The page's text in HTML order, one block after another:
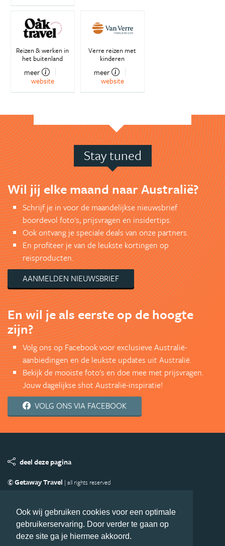
Ook wij gebruiken cookies voor een optimale
gebruikerservaring. Door verder te gaan op
deze site ga je hiermee akkoord.
Reizen & werken in
het buitenland
meer
website
Verre reizen met
kinderen
meer
website
Stay tuned
Wil jij elke maand naar Australië?
Schrijf je in voor de maandelijkse nieuwsbrief
boordevol foto's, prijsvragen en insidertips.
Ook ontvang je speciale deals van onze partners.
En profiteer je van de leukste kortingen op
reisproducten.
AANMELDEN NIEUWSBRIEF
En wil je als eerste op de hoogte
zijn?
Volg ons op Facebook voor exclusieve Australië-
aanbiedingen en de leukste updates uit Australië.
Bekijk de mooiste foto's en doe mee met prijsvragen.
Jouw dagelijkse shot Australië-inspiratie!
VOLG ONS VIA FACEBOOK
deel deze pagina
© Getaway Travel | all rights reserved
Copyright
Privacy statement Disclaimer
Cookies
Volg Australie.nl
Nieuwsbrief
Facebook